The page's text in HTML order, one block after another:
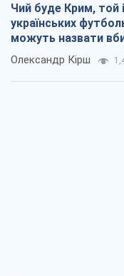
Чий буде Крим, той
українських
можуть назвати
Олександр Кірш